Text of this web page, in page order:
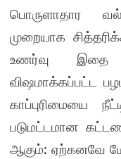
பொருளாதார
முறையாக
உணர்வு இதை
விஷமாக்கப்பட்ட
காப்புரிமையை
படுமட்டமான
ஆகும்: ஏற்கனவே